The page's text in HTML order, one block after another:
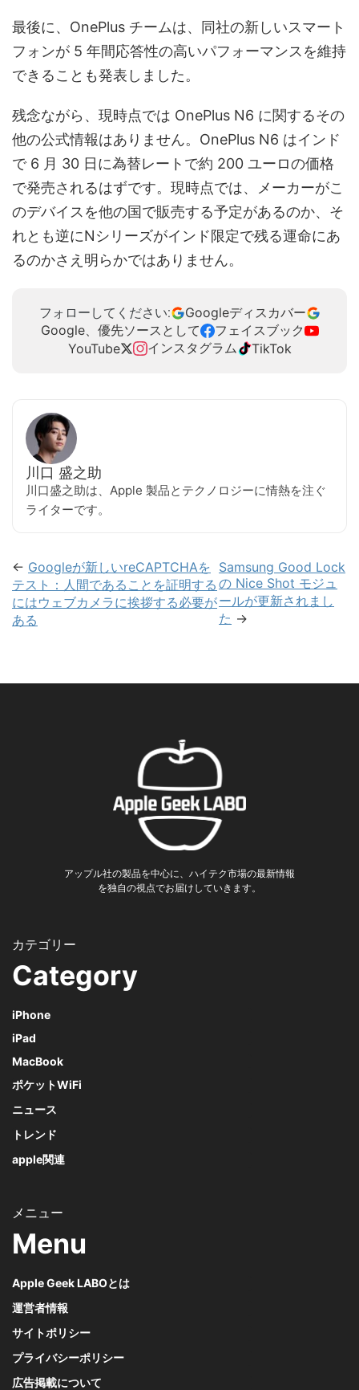
最後に、OnePlus チームは、同社の新しいスマート
フォンが 5 年間応答性の高いパフォーマンスを維持
できることも発表しました。
残念ながら、現時点では OnePlus N6 に関するその
他の公式情報はありません。OnePlus N6 はインド
で 6 月 30 日に為替レートで約 200 ユーロの価格
で発売されるはずです。現時点では、メーカーがこ
のデバイスを他の国で販売する予定があるのか​​、そ
れとも逆にNシリーズがインド限定で残る運命にあ
るのかさえ明らかではありません。
フォローしてください:
Googleディスカバー
Google、優先ソースとして
フェイスブック
YouTube
インスタグラム TikTok
川口 盛之助
川口盛之助は、Apple 製品とテクノロジーに情熱を注ぐ
ライターです。
← Googleが新しいreCAPTCHAを
テスト：人間であることを証明する
にはウェブカメラに挨拶する必要が
ある
Samsung Good Lock
の Nice Shot モジュ
ールが更新されまし
た →
アップル社の製品を中心に、ハイテク市場の最新情報
を独自の視点でお届けしていきます。
Category
iPhone
iPad
MacBook
ポケットWiFi
ニュース
トレンド
apple関連
Menu
Apple Geek LABOとは
運営者情報
サイトポリシー
プライバシーポリシー
広告掲載について